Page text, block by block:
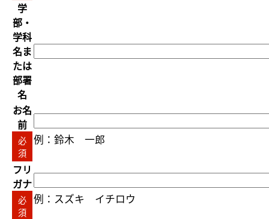
学
部・
学科
名ま
たは
部署
名
お名
前
必
須
例：鈴木 一郎
フリ
ガナ
必
須
例：スズキ イチロウ